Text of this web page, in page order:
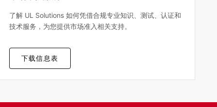
了解 UL Solutions 如何凭借合规专业知识、测试、认证和
技术服务，为您提供市场准入相关支持。
下载信息表